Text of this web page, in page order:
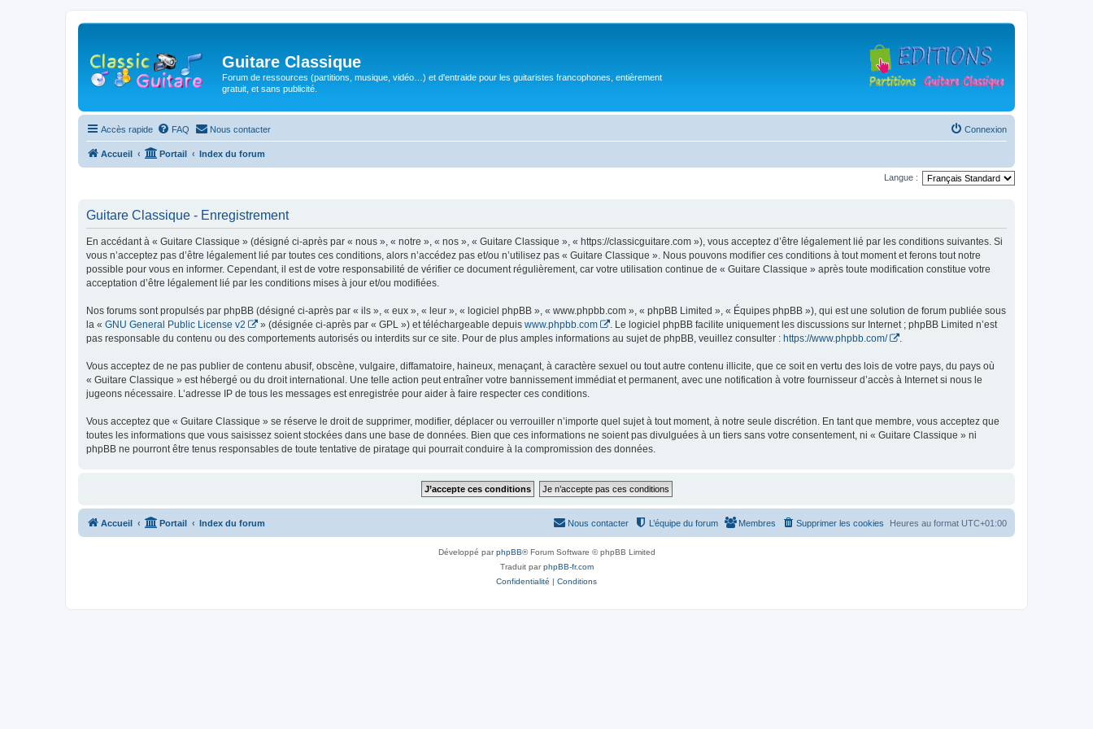
Guitare Classique
Forum de ressources (partitions, musique, vidéo…) et d'entraide pour les guitaristes francophones, entièrement
gratuit, et sans publicité.
Accès rapide FAQ Nous contacter Connexion
Accueil Portail Index du forum
Langue :
Guitare Classique - Enregistrement
En accédant à « Guitare Classique » (désigné ci-après par « nous », « notre », « nos », « Guitare Classique », « https://classicguitare.com »), vous acceptez d’être légalement lié par les conditions suivantes. Si
vous n’acceptez pas d’être légalement lié par toutes ces conditions, alors n’accédez pas et/ou n’utilisez pas « Guitare Classique ». Nous pouvons modifier ces conditions à tout moment et ferons tout notre
possible pour vous en informer. Cependant, il est de votre responsabilité de vérifier ce document régulièrement, car votre utilisation continue de « Guitare Classique » après toute modification constitue votre
acceptation d’être légalement lié par les conditions mises à jour et/ou modifiées.
Nos forums sont propulsés par phpBB (désigné ci-après par « ils », « eux », « leur », « logiciel phpBB », « www.phpbb.com », « phpBB Limited », « Équipes phpBB »), qui est une solution de forum publiée sous
la « GNU General Public License v2 » (désignée ci-après par « GPL ») et téléchargeable depuis www.phpbb.com
. Le logiciel phpBB facilite uniquement les discussions sur Internet ; phpBB Limited n’est
pas responsable du contenu ou des comportements autorisés ou interdits sur ce site. Pour de plus amples informations au sujet de phpBB, veuillez consulter : https://www.phpbb.com/ .
Vous acceptez de ne pas publier de contenu abusif, obscène, vulgaire, diffamatoire, haineux, menaçant, à caractère sexuel ou tout autre contenu illicite, que ce soit en vertu des lois de votre pays, du pays où
« Guitare Classique » est hébergé ou du droit international. Une telle action peut entraîner votre bannissement immédiat et permanent, avec une notification à votre fournisseur d’accès à Internet si nous le
jugeons nécessaire. L’adresse IP de tous les messages est enregistrée pour aider à faire respecter ces conditions.
Vous acceptez que « Guitare Classique » se réserve le droit de supprimer, modifier, déplacer ou verrouiller n’importe quel sujet à tout moment, à notre seule discrétion. En tant que membre, vous acceptez que
toutes les informations que vous saisissez soient stockées dans une base de données. Bien que ces informations ne soient pas divulguées à un tiers sans votre consentement, ni « Guitare Classique » ni
phpBB ne pourront être tenus responsables de toute tentative de piratage qui pourrait conduire à la compromission des données.
Accueil Portail Index du forum Heures au format UTC+01:00
Supprimer les cookies
Membres
L’équipe du forum
Nous contacter
Développé parphpBB® Forum Software © phpBB Limited
Traduit parphpBB-fr.com
Confidentialité | Conditions